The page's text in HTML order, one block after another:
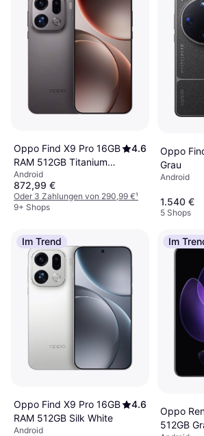
Oppo Find X9 Pro 16GB
RAM 512GB Titanium
Charcoal
4.6
Android
872,99 €
Oder 3 Zahlungen von 290,99 €¹
9+ Shops
Oppo
Grau
Android
1.540 €
5 Shops
Im Trend
Oppo Find X9 Pro 16GB
RAM 512GB Silk White
4.6
Android
Im
Oppo
512GB